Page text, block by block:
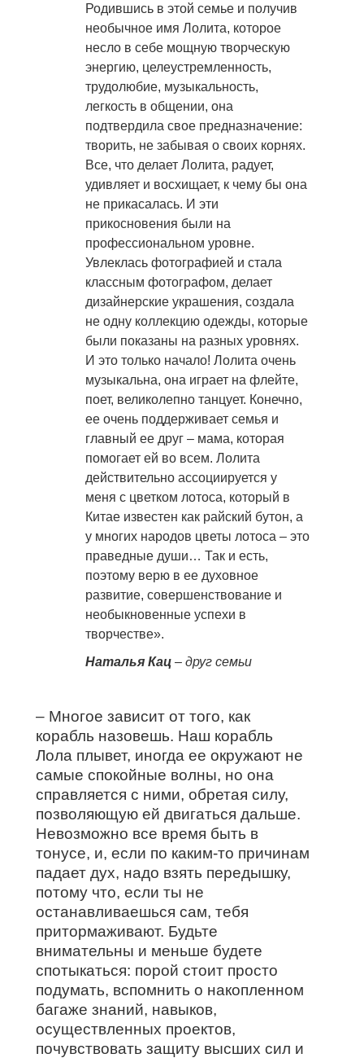
Родившись в этой семье и получив
необычное имя Лолита, которое
несло в себе мощную творческую
энергию, целеустремленность,
трудолюбие, музыкальность,
легкость в общении, она
подтвердила свое предназначение:
творить, не забывая о своих корнях.
Все, что делает Лолита, радует,
удивляет и восхищает, к чему бы она
не прикасалась. И эти
прикосновения были на
профессиональном уровне.
Увлеклась фотографией и стала
классным фотографом, делает
дизайнерские украшения, создала
не одну коллекцию одежды, которые
были показаны на разных уровнях.
И это только начало! Лолита очень
музыкальна, она играет на флейте,
поет, великолепно танцует. Конечно,
ее очень поддерживает семья и
главный ее друг – мама, которая
помогает ей во всем. Лолита
действительно ассоциируется у
меня с цветком лотоса, который в
Китае известен как райский бутон, а
у многих народов цветы лотоса – это
праведные души… Так и есть,
поэтому верю в ее духовное
развитие, совершенствование и
необыкновенные успехи в
творчестве».
Наталья Кац – друг семьи
– Многое зависит от того, как
корабль назовешь. Наш корабль
Лола плывет, иногда ее окружают не
самые спокойные волны, но она
справляется с ними, обретая силу,
позволяющую ей двигаться дальше.
Невозможно все время быть в
тонусе, и, если по каким-то причинам
падает дух, надо взять передышку,
потому что, если ты не
останавливаешься сам, тебя
притормаживают. Будьте
внимательны и меньше будете
спотыкаться: порой стоит просто
подумать, вспомнить о накопленном
багаже знаний, навыков,
осуществленных проектов,
почувствовать защиту высших сил и